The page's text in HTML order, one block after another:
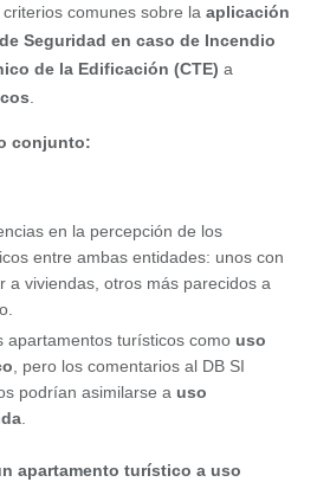
comunes sobre la aplicación
Seguridad en caso de Incendio
de la Edificación (CTE) a
conjunto:
en la percepción de los
entre ambas entidades: unos con
a viviendas, otros más parecidos a
apartamentos turísticos como uso
, pero los comentarios al DB SI
podrían asimilarse a uso
apartamento turístico a uso